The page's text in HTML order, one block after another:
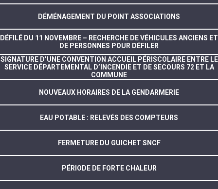
DÉMÉNAGEMENT DU POINT ASSOCIATIONS
DÉFILÉ DU 11 NOVEMBRE – RECHERCHE DE VÉHICULES ANCIENS ET
DE PERSONNES POUR DÉFILER
SIGNATURE D’UNE CONVENTION ACCUEIL PÉRISCOLAIRE ENTRE LE
SERVICE DÉPARTEMENTAL D’INCENDIE ET DE SECOURS 72 ET LA
COMMUNE
NOUVEAUX HORAIRES DE LA GENDARMERIE
EAU POTABLE : RELEVÉS DES COMPTEURS
FERMETURE DU GUICHET SNCF
PÉRIODE DE FORTE CHALEUR